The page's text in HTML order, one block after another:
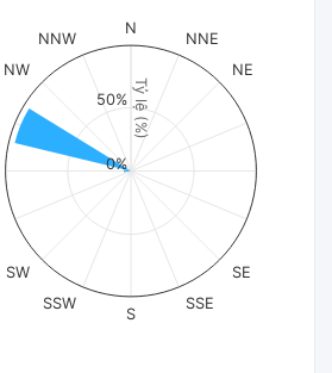
Tỷ lệ (%)
N
NNE
NE
SE
SSE
S
SSW
SW
NW
NNW
0%
50%